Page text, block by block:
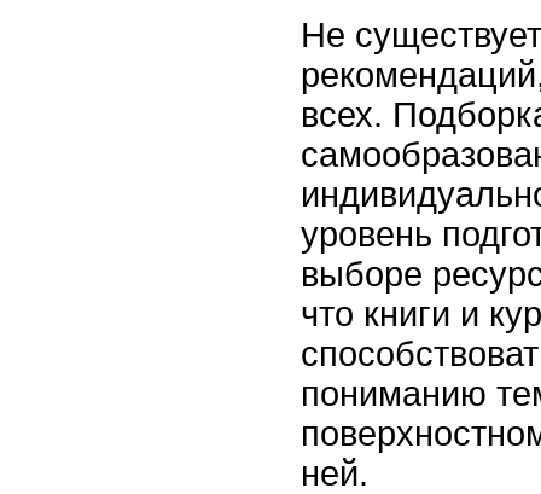
Не
всех.
уровень
выборе
что книги и
пониманию
ней.